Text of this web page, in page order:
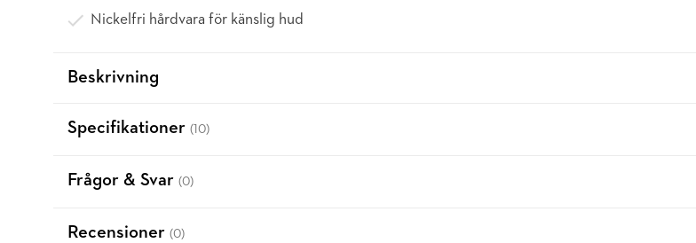
Nickelfri hårdvara för känslig hud
Beskrivning
Specifikationer (10)
Frågor & Svar (0)
Recensioner (0)